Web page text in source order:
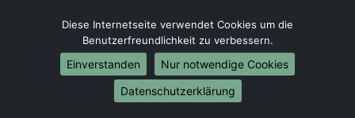
Umzüge-Deutschlandweit
Umzug von Dortmund nach Berlin
Umzug von Dortmund nach Hamburg
Umzug von Dortmund nach München
Umzug von Dortmund nach Köln
Diese Internetseite verwendet Cookies um die
Benutzerfreundlichkeit zu verbessern.
Einverstanden
Nur notwendige Cookies
Datenschutzerklärung